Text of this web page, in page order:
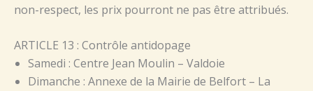
non-respect, les prix pourront ne pas être attribués.
ARTICLE 13 : Contrôle antidopage
Samedi : Centre Jean Moulin – Valdoie
Dimanche : Annexe de la Mairie de Belfort – La